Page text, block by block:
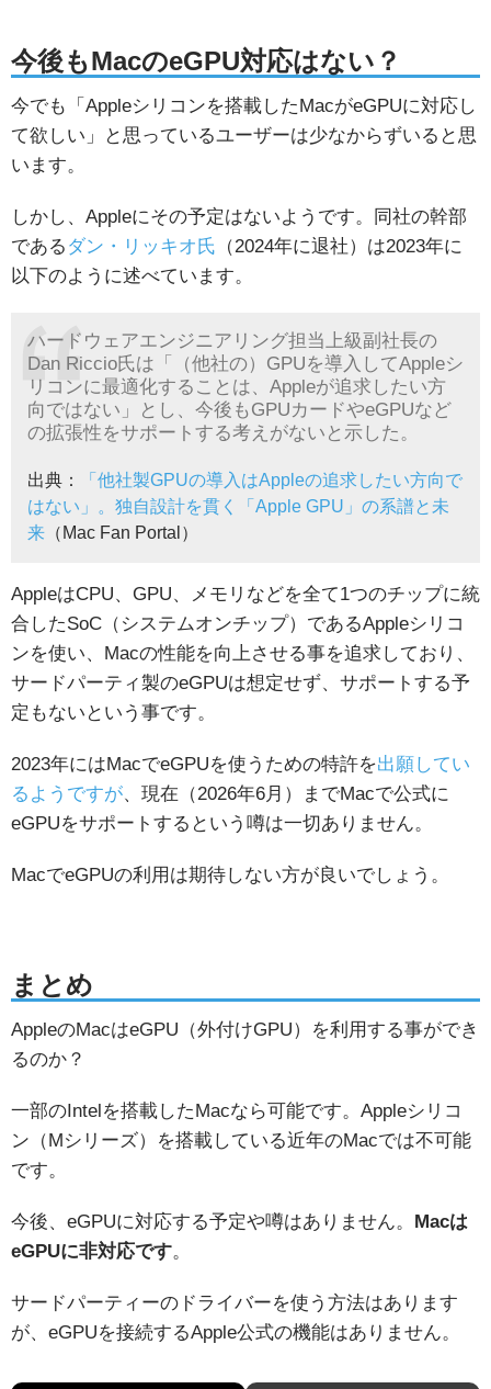
今後もMacのeGPU対応はない？
今でも「Appleシリコンを搭載したMacがeGPUに対応し
て欲しい」と思っているユーザーは少なからずいると思
います。
しかし、Appleにその予定はないようです。同社の幹部
である ダン・リッキオ氏 （2024年に退社）は2023年に
以下のように述べています。
ハードウェアエンジニアリング担当上級副社長の
Dan Riccio氏は「（他社の）GPUを導入してAppleシ
リコンに最適化することは、Appleが追求したい方
向ではない」とし、今後もGPUカードやeGPUなど
の拡張性をサポートする考えがないと示した。
出典：
「他社製GPUの導入はAppleの追求したい方向で
はない」。独自設計を貫く「Apple GPU」の系譜と未
来 （Mac Fan Portal）
AppleはCPU、GPU、メモリなどを全て1つのチップに統
合したSoC（システムオンチップ）であるAppleシリコ
ンを使い、Macの性能を向上させる事を追求しており、
サードパーティ製のeGPUは想定せず、サポートする予
定もないという事です。
2023年にはMacでeGPUを使うための特許を出願してい
るようですが、現在（2026年6月）までMacで公式に
eGPUをサポートするという噂は一切ありません。
MacでeGPUの利用は期待しない方が良いでしょう。
まとめ
AppleのMacはeGPU（外付けGPU）を利用する事ができ
るのか？
一部のIntelを搭載したMacなら可能です。Appleシリコ
ン（Mシリーズ）を搭載している近年のMacでは不可能
です。
今後、eGPUに対応する予定や噂はありません。
Macは
eGPUに非対応です。
サードパーティーのドライバーを使う方法はあります
が、eGPUを接続するApple公式の機能はありません。